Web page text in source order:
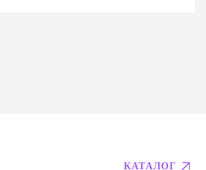
КАТАЛОГ